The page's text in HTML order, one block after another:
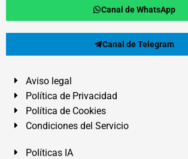
Canal de WhatsApp
Canal de Telegram
Aviso legal
Política de Privacidad
Política de Cookies
Condiciones del Servicio
Políticas IA